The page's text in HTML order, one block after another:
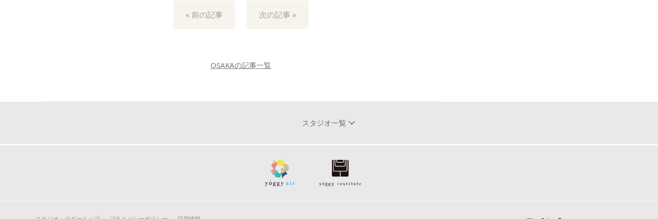
« 前の記事 次の記事 »
OSAKAの記事一覧
スタジオ一覧